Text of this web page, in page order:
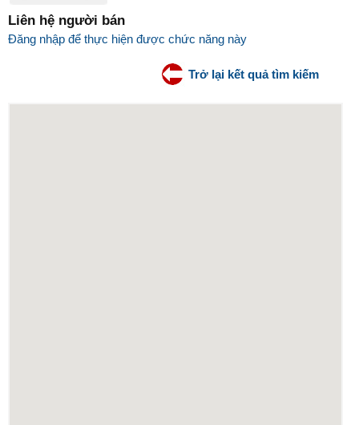
Liên hệ người bán
Đăng nhập để thực hiện được chức năng này
Trở lại kết quả tìm kiếm